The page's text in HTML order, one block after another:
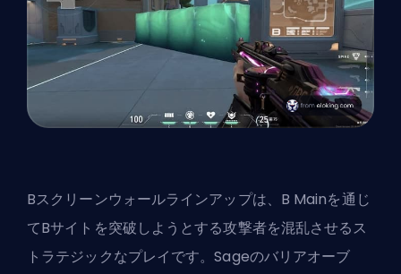
Bスクリーンウォールラインアップは、B Mainを通じ
てBサイトを突破しようとする攻撃者を混乱させるス
トラテジックなプレイです。Sageのバリアオーブ